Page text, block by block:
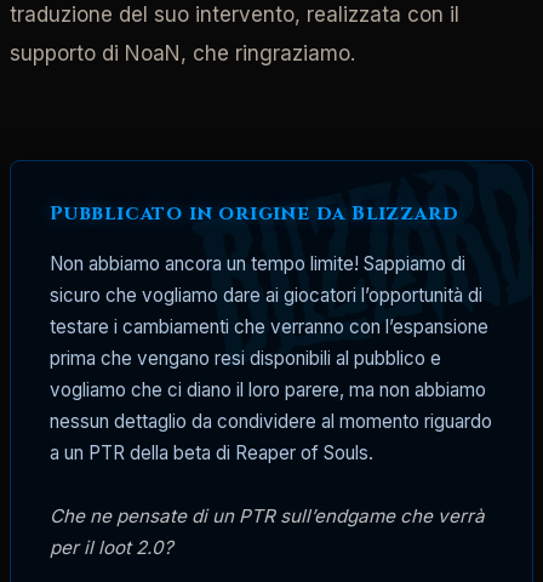
traduzione del suo intervento, realizzata con il
supporto di NoaN, che ringraziamo.
Pubblicato in origine da Blizzard
Non abbiamo ancora un tempo limite! Sappiamo di
sicuro che vogliamo dare ai giocatori l’opportunità di
testare i cambiamenti che verranno con l’espansione
prima che vengano resi disponibili al pubblico e
vogliamo che ci diano il loro parere, ma non abbiamo
nessun dettaglio da condividere al momento riguardo
a un PTR della beta di Reaper of Souls.
Che ne pensate di un PTR sull’endgame che verrà
per il loot 2.0?